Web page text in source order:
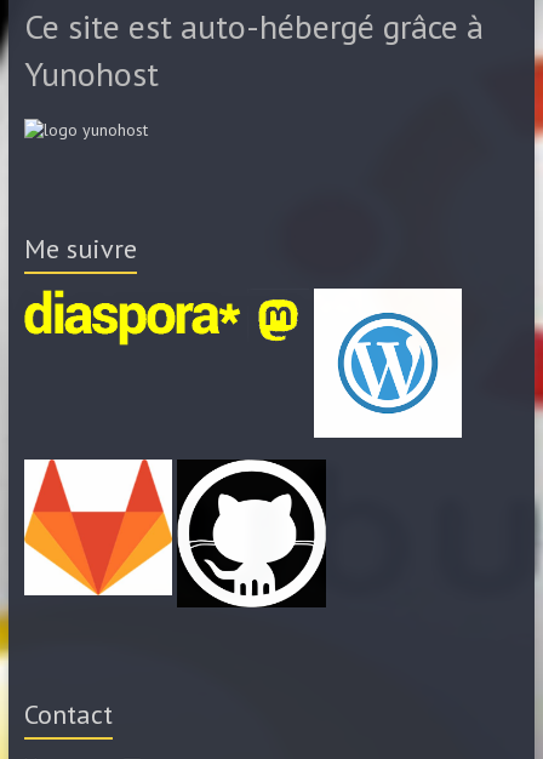
Ce site est auto-hébergé grâce à
Yunohost
Me suivre
Contact